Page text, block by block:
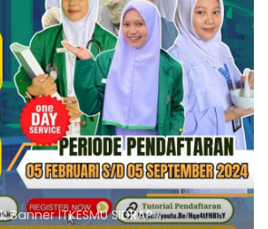
Banner ITKESMU SIDRAP